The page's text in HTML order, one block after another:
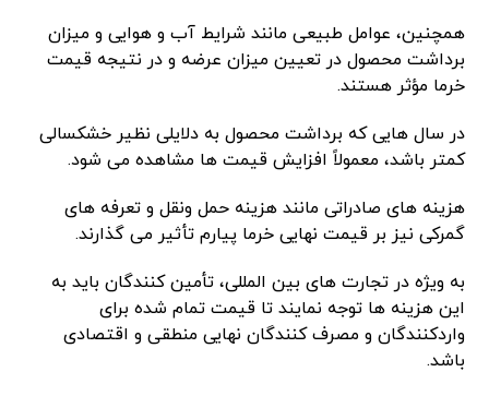
همچنین، عوامل طبیعی مانند شرایط آب و هوایی و میزان
برداشت محصول در تعیین میزان عرضه و در نتیجه قیمت
خرما مؤثر هستند.
در سال هایی که برداشت محصول به دلایلی نظیر خشکسالی
کمتر باشد، معمولاً افزایش قیمت ها مشاهده می شود.
هزینه های صادراتی مانند هزینه حمل ونقل و تعرفه های
گمرکی نیز بر قیمت نهایی خرما پیارم تأثیر می گذارند.
به ویژه در تجارت های بین المللی، تأمین کنندگان باید به
این هزینه ها توجه نمایند تا قیمت تمام شده برای
واردکنندگان و مصرف کنندگان نهایی منطقی و اقتصادی
باشد.